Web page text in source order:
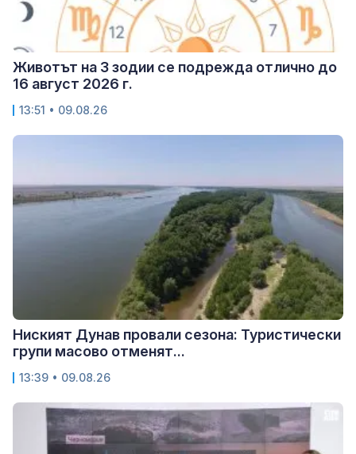
Животът на 3 зодии се подрежда отлично до
16 август 2026 г.
13:51 • 09.08.26
Ниският Дунав провали сезона: Туристически
групи масово отменят...
13:39 • 09.08.26